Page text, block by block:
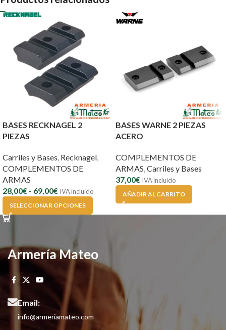
BASES RECKNAGEL 2
PIEZAS
Carriles y Bases Recknagel
COMPLEMENTOS DE
ARMAS
28,00€ - 69,00€ IVA incluido
SELECCIONAR OPCIONES
BASES WARNE 2 PIEZAS
ACERO
COMPLEMENTOS DE
ARMAS Carriles y Bases
37,00€ IVA incluido
AÑADIR AL CARRITO
Armería Mateo
Email:
info@armeriamateo.com